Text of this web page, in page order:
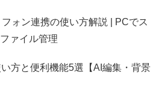
ォン連携の使い方解説 | PCでス
ァイル管理
方と便利機能5選【AI編集・背景